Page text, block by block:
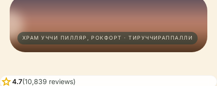
ХРАМ УЧЧИ ПИЛЛЯР, РОКФОРТ · ТИРУЧЧИРАППАЛЛИ
star4.7(10,839 reviews)